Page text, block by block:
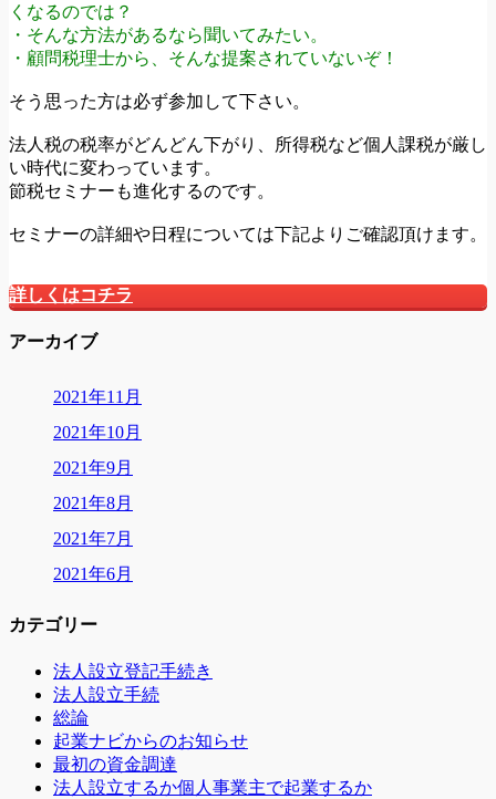
くなるのでは？
・そんな方法があるなら聞いてみたい。
・顧問税理士から、そんな提案されていないぞ！
そう思った方は必ず参加して下さい。
法人税の税率がどんどん下がり、所得税など個人課税が厳し
い時代に変わっています。
節税セミナーも進化するのです。
セミナーの詳細や日程については下記よりご確認頂けます。
詳しくはコチラ
アーカイブ
2021年11月
2021年10月
2021年9月
2021年8月
2021年7月
2021年6月
カテゴリー
法人設立登記手続き
法人設立手続
総論
起業ナビからのお知らせ
最初の資金調達
法人設立するか個人事業主で起業するか